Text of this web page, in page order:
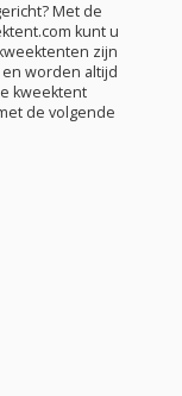
Met de
kunt u
zijn
worden altijd
kweektent
de volgende